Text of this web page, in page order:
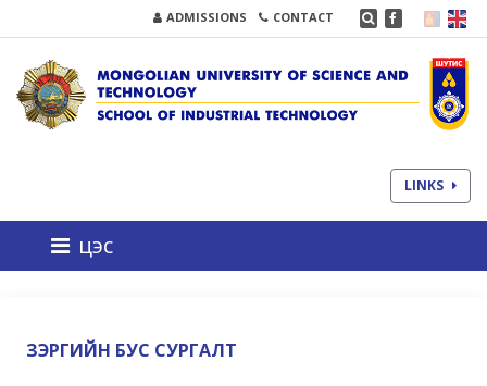
ADMISSIONS CONTACT
LINKS
цэс
ЗЭРГИЙН БУС СУРГАЛТ